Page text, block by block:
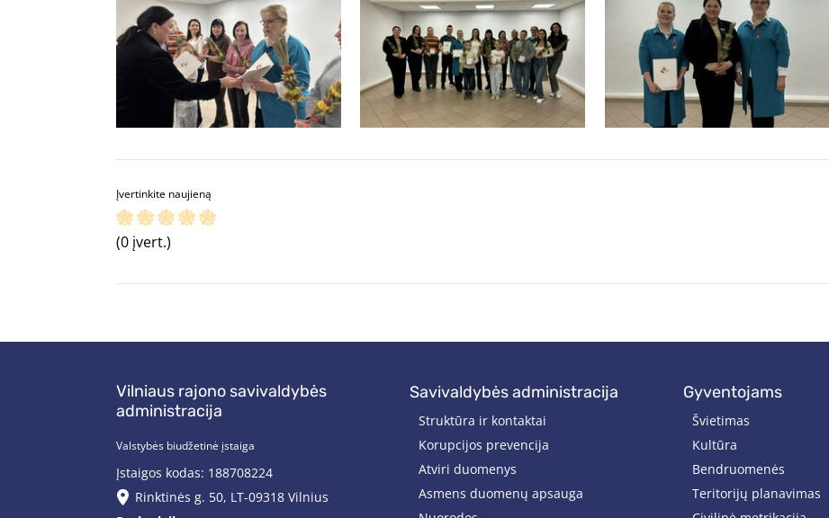
Įvertinkite naujieną
(0 įvert.)
Vilniaus rajono savivaldybės
administracija
Valstybės biudžetinė įstaiga
Įstaigos kodas: 188708224
Rinktinės g. 50, LT-09318 Vilnius
savivaldybės administracija
Struktūra ir kontaktai
Korupcijos prevencija
Atviri duomenys
Asmens duomenų apsauga
gyventojams
Švietimas
Kultūra
Bendruomenės
Teritorijų planavimas